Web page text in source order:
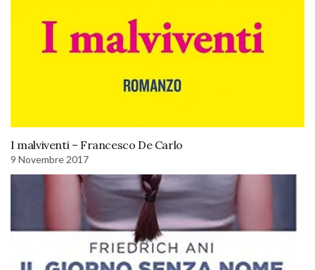
I malviventi – Francesco De Carlo
9 Novembre 2017